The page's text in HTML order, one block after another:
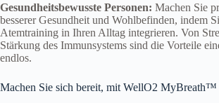
Gesundheitsbewusste Personen: Machen Sie
besserer Gesundheit und Wohlbefinden, indem
Atemtraining in Ihren Alltag integrieren. Von
Stärkung des Immunsystems sind die Vorteile
endlos.
Machen Sie sich bereit, mit WellO2 MyBreath™